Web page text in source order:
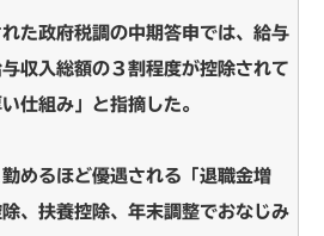
た政府税調の中期答申では、給与
収入総額の３割程度が控除されて
仕組み」と指摘した。
めるほど優遇される「退職金増
、扶養控除、年末調整でおなじみ